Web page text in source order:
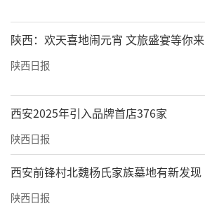
陕西：欢天喜地闹元宵 文旅盛宴等你来
陕西日报
西安2025年引入品牌首店376家
陕西日报
西安前锋村北魏杨氏家族墓地有新发现
陕西日报